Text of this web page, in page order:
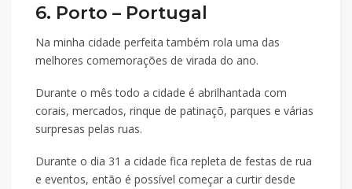
6. Porto – Portugal
Na minha cidade perfeita também rola uma das
melhores comemorações de virada do ano.
Durante o mês todo a cidade é abrilhantada com
corais, mercados, rinque de patinaçõ, parques e várias
surpresas pelas ruas.
Durante o dia 31 a cidade fica repleta de festas de rua
e eventos, então é possível começar a curtir desde